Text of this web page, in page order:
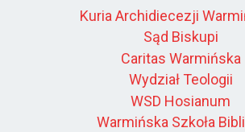
Kuria Archidiecezji
Sąd Biskupi
Caritas Warmińska
Wydział Teologii
WSD Hosianum
Warmińska Szkoła